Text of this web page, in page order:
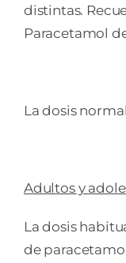
distintas.
Paracetamol
La dosis
Adultos y
La dosis
de